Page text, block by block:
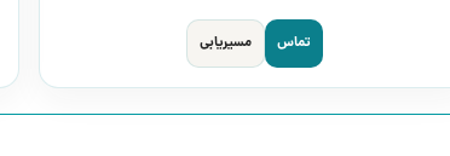
تماس مسیریابی